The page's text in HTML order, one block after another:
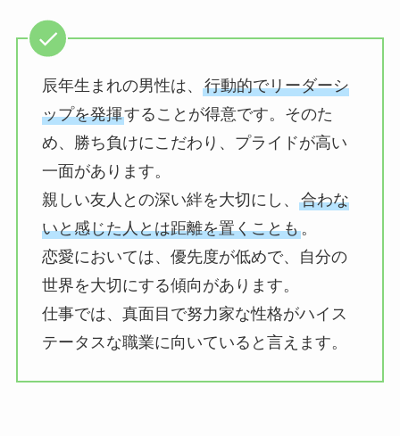
辰年生まれの男性は、 行動的でリーダーシ
ップを発揮することが得意です。そのた
め、勝ち負けにこだわり、プライドが高い
一面があります。
親しい友人との深い絆を大切にし、 合わな
いと感じた人とは距離を置くことも。
恋愛においては、優先度が低めで、自分の
世界を大切にする傾向があります。
仕事では、真面目で努力家な性格がハイス
テータスな職業に向いていると言えます。